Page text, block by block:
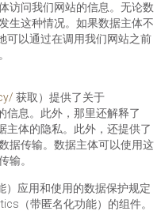
访问我们网站的信息。无论数
生这种情况。如果数据主体不
可以通过在调用我们网站之前
获取）提供了关于
信息。此外，那里还解释了
主体的隐私。此外，还提供了
据传输。数据主体可以使用这
输。
）应用和使用的数据保护规定
（带匿名化功能）的组件。